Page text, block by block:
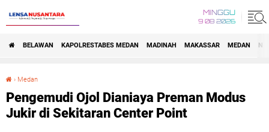
MINGGU
9 08 2026
BELAWAN KAPOLRESTABES MEDAN MADINAH MAKASSAR MEDAN
› Medan
Pengemudi Ojol Dianiaya Preman Modus
Jukir di Sekitaran Center Point